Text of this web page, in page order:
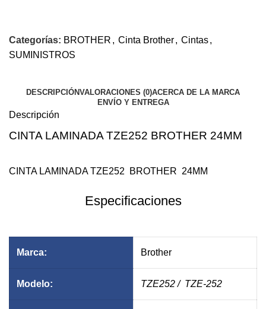
Categorías: BROTHER , Cinta Brother, Cintas,
SUMINISTROS
DESCRIPCIÓNVALORACIONES (0)ACERCA DE LA MARCA
ENVÍO Y ENTREGA
Descripción
CINTA LAMINADA TZE252 BROTHER 24MM
CINTA LAMINADA TZE252 BROTHER 24MM
Especificaciones
Marca: Brother
Modelo: TZE252/ TZE-252